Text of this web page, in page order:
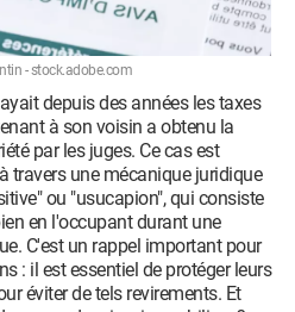
- stock.adobe.com
depuis des années les taxes
à son voisin a obtenu la
par les juges. Ce cas est
travers une mécanique juridique
ou "usucapion", qui consiste
en l'occupant durant une
C'est un rappel important pour
: il est essentiel de protéger leurs
éviter de tels revirements. Et